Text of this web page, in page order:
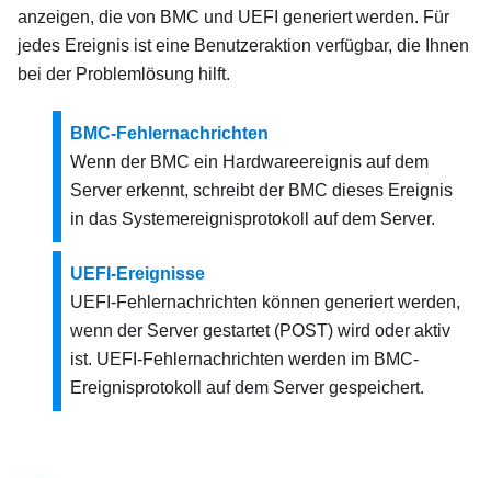
anzeigen, die von BMC und UEFI generiert werden. Für
jedes Ereignis ist eine Benutzeraktion verfügbar, die Ihnen
bei der Problemlösung hilft.
BMC-Fehlernachrichten
Wenn der BMC ein Hardwareereignis auf dem
Server erkennt, schreibt der BMC dieses Ereignis
in das Systemereignisprotokoll auf dem Server.
UEFI-Ereignisse
UEFI-Fehlernachrichten können generiert werden,
wenn der Server gestartet (POST) wird oder aktiv
ist. UEFI-Fehlernachrichten werden im BMC-
Ereignisprotokoll auf dem Server gespeichert.